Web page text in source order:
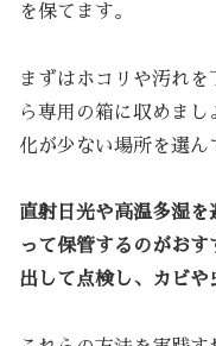
を保てます。
まずはホコリや汚れ
ら専用の箱に収めま
化が少ない場所を選ん
直射日光や高温多湿
って保管するのがお
出して点検し、カビや